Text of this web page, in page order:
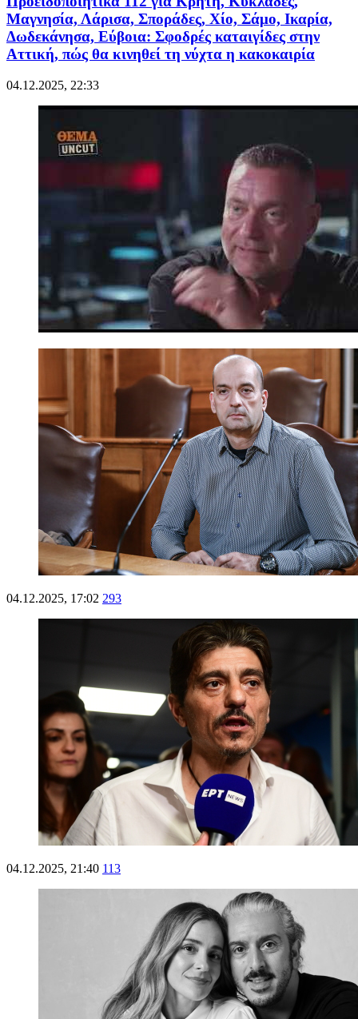
Μαγνησία, Λάρισα, Σποράδες, Χίο, Σάμο, Ικαρία,
Δωδεκάνησα, Εύβοια: Σφοδρές καταιγίδες στην
Αττική, πώς θα κινηθεί τη νύχτα η κακοκαιρία
04.12.2025, 22:33
04.12.2025, 17:02 293
04.12.2025, 21:40 113